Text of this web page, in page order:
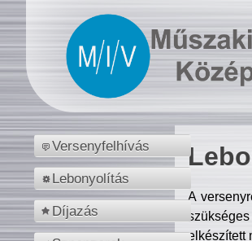
Versenyfelhívás
Lebonyolítás
Díjazás
A
elkészített